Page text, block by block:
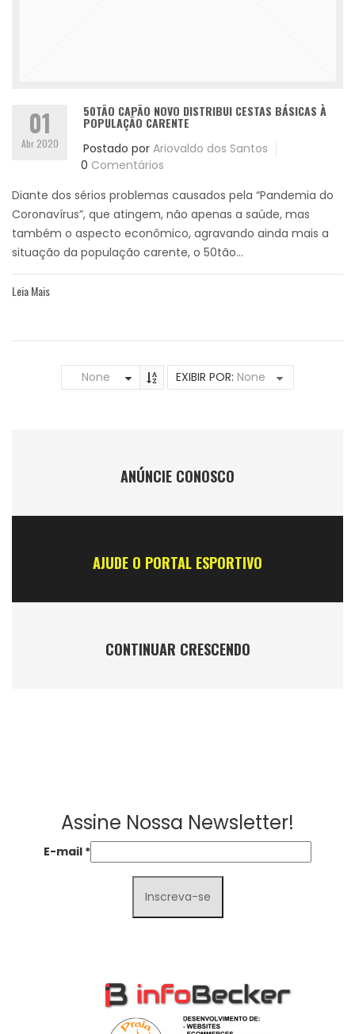
01
Abr 2020
50TÃO CAPÃO NOVO DISTRIBUI CESTAS BÁSICAS À
POPULAÇÃO CARENTE
Postado por Ariovaldo dos Santos
0 Comentários
Diante dos sérios problemas causados pela “Pandemia do
Coronavírus”, que atingem, não apenas a saúde, mas
também o aspecto econômico, agravando ainda mais a
situação da população carente, o 50tão...
Leia Mais
None EXIBIR POR: None
ANÚNCIE CONOSCO
AJUDE O PORTAL ESPORTIVO
CONTINUAR CRESCENDO
Assine Nossa Newsletter!
E-mail *